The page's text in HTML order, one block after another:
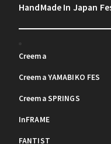
HandMade In Japan
Creema
Creema YAMABIKO FES
Creema SPRINGS
InFRAME
FANTIST